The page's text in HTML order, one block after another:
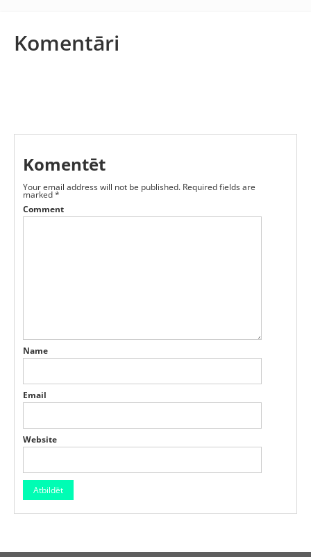
Komentāri
Komentēt
Your email address will not be published. Required fields are
marked*
Comment
Name
Email
Website